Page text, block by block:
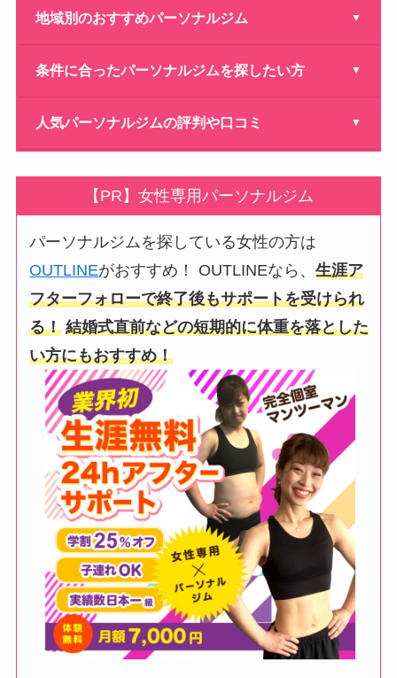
地域別のおすすめパーソナルジム ▼
【2026年最新】名古屋でおすすめのパーソナルジム17
選！
福岡のパーソナルジムおすすめ11選【女性・メンズ・通
【2025年最新】大阪でおすすめのパーソナルジム15選！
【2026年最新】吉祥寺でおすすめのパーソナルジム14
【2026年最新】錦糸町でおすすめのパーソナルジム12
広島でおすすめのパーソナルジム10選！
条件に合ったパーソナルジムを探したい方 ▼
【2026年最新】男性向けパーソナルジムおすすめ11選！
【2026年最新】女性専用のパーソナルジムランキング11
人気パーソナルジムの評判や口コミ ▼
な人を徹底解説
サービスの特徴を徹底解説
【2026年最新】アップルジムの口コミ・評判は？
THE PERSONAL GYM吉祥寺店の評判は？メリットやデ
メリットについても解説
【PR】女性専用パーソナルジム
パーソナルジムを探している女性の方は
OUTLINEがおすすめ！ OUTLINEなら、生涯ア
フターフォローで終了後もサポートを受けられ
る！ 結婚式直前などの短期的に体重を落とした
い方にもおすすめ！